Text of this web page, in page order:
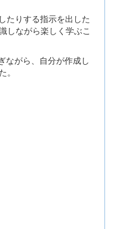
たりする指示を出した
しながら楽しく学ぶこ
ながら、自分が作成し
。